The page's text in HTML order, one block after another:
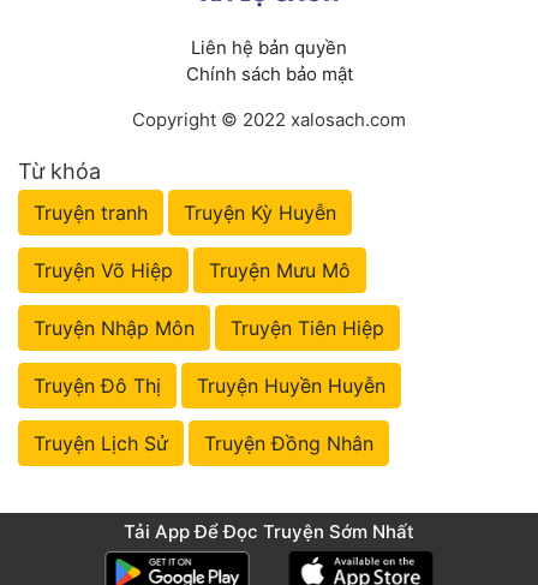
Liên hệ bản quyền
Chính sách bảo mật
Copyright © 2022 xalosach.com
Từ khóa
Truyện tranh Truyện Kỳ Huyễn
Truyện Võ Hiệp Truyện Mưu Mô
Truyện Nhập Môn Truyện Tiên Hiệp
Truyện Đô Thị Truyện Huyền Huyễn
Truyện Lịch Sử Truyện Đồng Nhân
Tải App Để Đọc Truyện Sớm Nhất